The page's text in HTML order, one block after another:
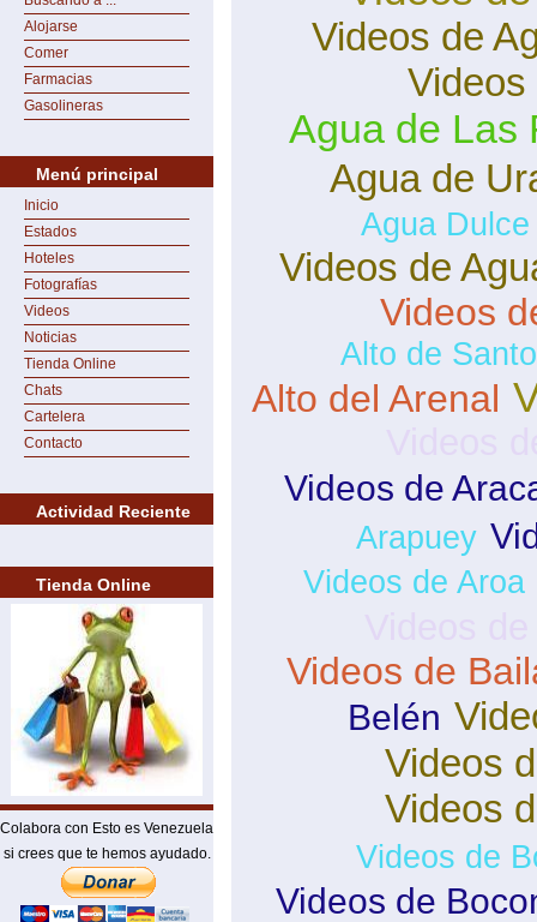
Alojarse
Comer
Farmacias
Gasolineras
Menú principal
Inicio
Estados
Hoteles
Fotografías
Videos
Noticias
Tienda Online
Chats
Cartelera
Contacto
Actividad Reciente
Tienda Online
Colabora con Esto es Venezuela
si crees que te hemos ayudado.
Videos de
Videos
Agua de Las
Agua de
Agua Dulce
Videos de
Videos
Alto de
Alto del Arenal
Videos de
Arapuey
Videos de Aroa
Videos de
Belén
Videos
Videos
Videos de
Videos de